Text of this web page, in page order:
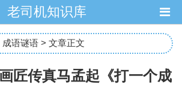
老司机知识库
成语谜语 > 文章正文
匠传真马孟起《打一个成